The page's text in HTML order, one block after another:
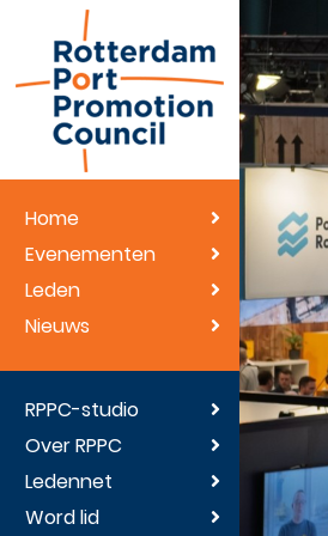
Home
Evenementen
Leden
Nieuws
RPPC-studio
Over RPPC
Ledennet
Word lid